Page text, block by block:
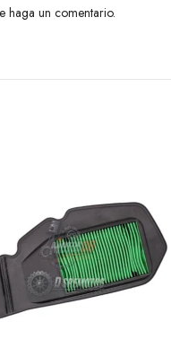
haga un comentario.